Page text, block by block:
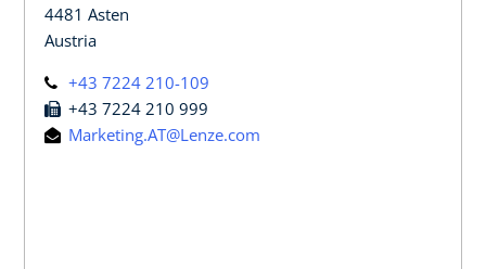
4481 Asten
Austria
+43 7224 210-109
+43 7224 210 999
Marketing.AT@Lenze.com